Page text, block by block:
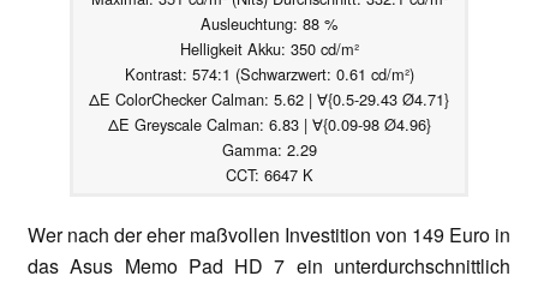
Ausleuchtung: 88 %
Helligkeit Akku: 350 cd/m²
Kontrast: 574:1 (Schwarzwert: 0.61 cd/m²)
ΔE ColorChecker Calman: 5.62 | ∀{0.5-29.43 Ø4.71}
ΔE Greyscale Calman: 6.83 | ∀{0.09-98 Ø4.96}
Gamma: 2.29
CCT: 6647 K
Wer nach der eher maßvollen Investition von 149 Euro in
das Asus Memo Pad HD 7 ein unterdurchschnittlich